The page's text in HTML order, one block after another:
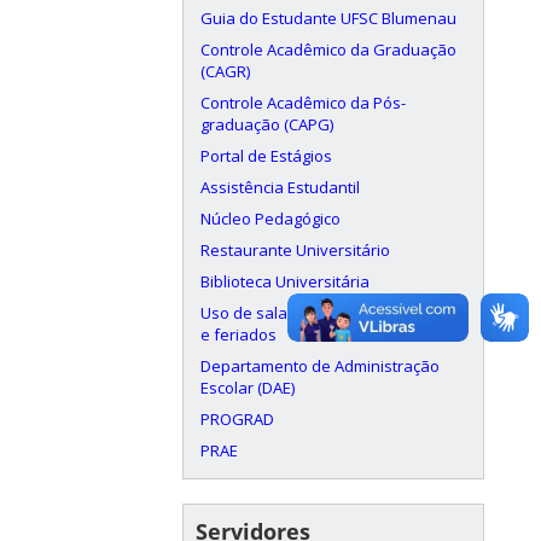
Guia do Estudante UFSC Blumenau
Controle Acadêmico da Graduação
(CAGR)
Controle Acadêmico da Pós-
graduação (CAPG)
Portal de Estágios
Assistência Estudantil
Núcleo Pedagógico
Restaurante Universitário
Biblioteca Universitária
Uso de salas aos finais de semana
e feriados
Departamento de Administração
Escolar (DAE)
PROGRAD
PRAE
Servidores